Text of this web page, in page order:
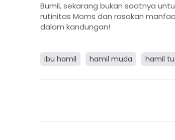
Bumil, sekarang bukan saatnya
rutinitas Moms dan rasakan
dalam kandungan!
ibu hamil hamil muda hamil